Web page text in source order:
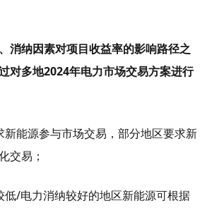
消纳因素对项目收益率的影响路径之
对多地2024年电力市场交易方案进行
新能源参与市场交易，部分地区要求新
交易；
低/电力消纳较好的地区新能源可根据